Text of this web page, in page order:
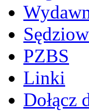
PZBS
Linki
Dołącz